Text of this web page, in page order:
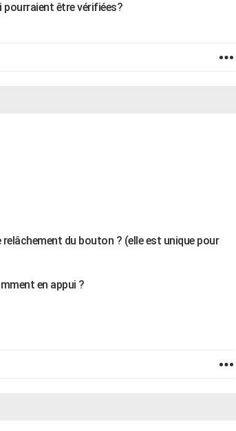
être vérifiées?
du bouton ? (elle est unique pour
en appui ?